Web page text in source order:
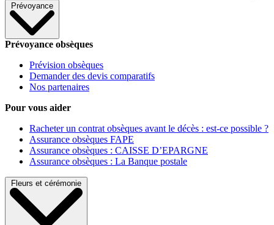
Prévoyance
Prévoyance obsèques
Prévision obsèques
Demander des devis comparatifs
Nos partenaires
Pour vous aider
Racheter un contrat obsèques avant le décès : est-ce possible ?
Assurance obsèques FAPE
Assurance obsèques : CAISSE D’EPARGNE
Assurance obsèques : La Banque postale
Fleurs et cérémonie